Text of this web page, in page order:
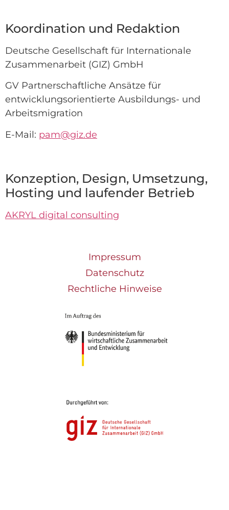
Koordination und Redaktion
Deutsche Gesellschaft für Internationale
Zusammenarbeit (GIZ) GmbH
GV Partnerschaftliche Ansätze für
entwicklungsorientierte Ausbildungs- und
Arbeitsmigration
E-Mail: pam@giz.de
Konzeption, Design, Umsetzung,
Hosting und laufender Betrieb
AKRYL digital consulting
Impressum
Datenschutz
Rechtliche Hinweise